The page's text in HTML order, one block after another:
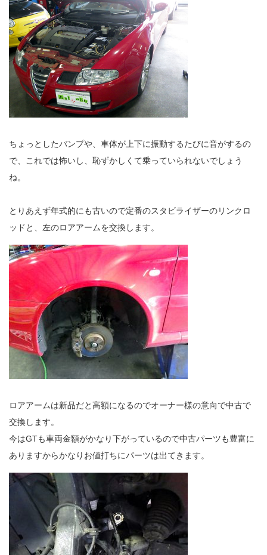
ちょっとしたバンプや、車体が上下に振動するたびに音がするの
で、これでは怖いし、恥ずかしくて乗っていられないでしょう
ね。
とりあえず年式的にも古いので定番のスタビライザーのリンクロ
ッドと、左のロアアームを交換します。
ロアアームは新品だと高額になるのでオーナー様の意向で中古で
交換します。
今はGTも車両金額がかなり下がっているので中古パーツも豊富に
ありますからかなりお値打ちにパーツは出てきます。